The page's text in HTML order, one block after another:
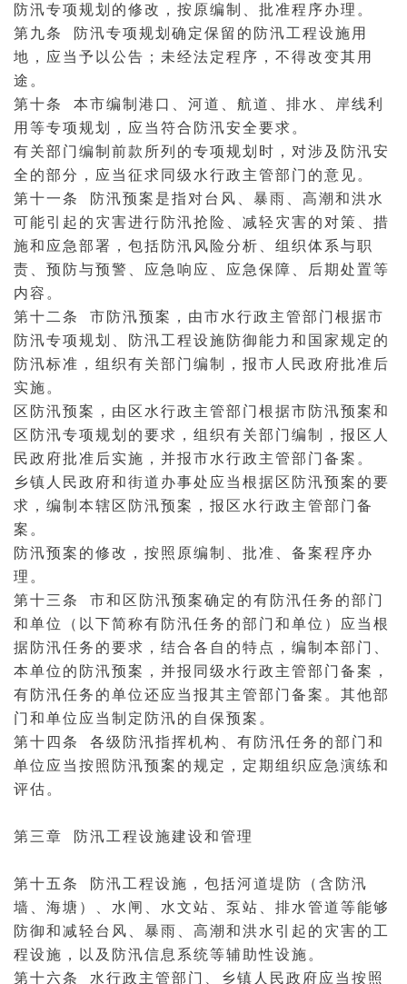
防汛专项规划的修改，按原编制、批准程序办理。
第九条 防汛专项规划确定保留的防汛工程设施用
地，应当予以公告；未经法定程序，不得改变其用
途。
第十条 本市编制港口 、河道、航道
、排水、岸线利
用等专项规划，应当符合防汛安全要求。
有关部门编制前款所列的专项规划时，对涉及防汛安
全的部分，应当征求同级水行政主管部门的意见。
第十一条 防汛预案是指对台风、暴雨、高潮和洪水
可能引起的灾害进行防汛抢险、减轻灾害的对策、措
施和应急部署，包括防汛风险分析、组织体系与职
责、预防与预警、应急响应、应急保障、后期处置等
内容。
第十二条 市防汛预案，由市水行政主管部门根据市
防汛专项规划、防汛工程设施防御能力和国家规定的
防汛标准，组织有关部门编制，报市人民政府批准后
实施。
区防汛预案，由区水行政主管部门根据市防汛预案和
区防汛专项规划的要求，组织有关部门编制，报区人
民政府批准后实施，并报市水行政主管部门备案。
乡镇人民政府和街道办事处应当根据区防汛预案的要
求，编制本辖区防汛预案，报区水行政主管部门备
案。
防汛预案的修改，按照原编制、批准、备案程序办
理。
第十三条 市和区防汛预案确定的有防汛任务的部门
和单位（以下简称有防汛任务的部门和单位）应当根
据防汛任务的要求，结合各自的特点，编制本部门、
本单位的防汛预案，并报同级水行政主管部门备案，
有防汛任务的单位还应当报其主管部门备案。其他部
门和单位应当制定防汛的自保预案。
第十四条 各级防汛指挥机构、有防汛任务的部门和
单位应当按照防汛预案的规定，定期组织应急演练和
评估。
第三章 防汛工程设施建设和管理
第十五条 防汛工程设施，包括河道堤防（含防汛
墙、海塘）、水闸、水文站、泵站、排水管道等能够
防御和减轻台风、暴雨、高潮和洪水引起的灾害的工
程设施，以及防汛信息系统等辅助性设施。
第十六条 水行政主管部门、乡镇人民政府应当按照